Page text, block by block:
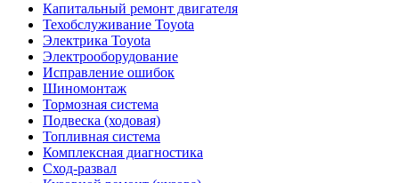
Капитальный ремонт двигателя
Техобслуживание Toyota
Электрика Toyota
Электрооборудование
Исправление ошибок
Шиномонтаж
Тормозная система
Подвеска (ходовая)
Топливная система
Комплексная диагностика
Сход-развал